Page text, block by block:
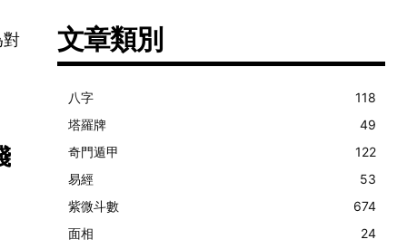
對
文章類別
八字
118
塔羅牌
49
奇門遁甲
122
易經
53
紫微斗數
674
面相
24